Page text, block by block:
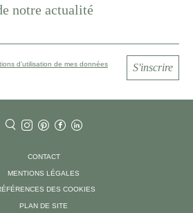
notre actualité
d’utilisation de mes données
S'inscrire
CONTACT
MENTIONS LÉGALES
DES COOKIES
PLAN DE SITE